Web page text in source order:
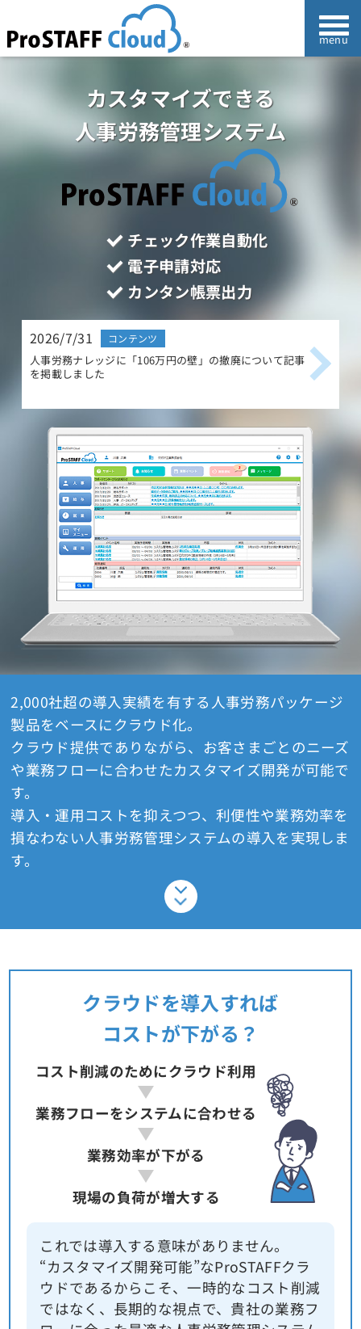
カスタマイズできる
人事労務管理システム
チェック作業自動化
電子申請対応
カンタン帳票出力
2026/7/31 コンテンツ
人事労務ナレッジに「106万円の壁」の撤廃について記事
を掲載しました
2,000社超の導入実績を有する人事労務パッケージ
製品をベースにクラウド化。
クラウド提供でありながら、お客さまごとのニーズ
や業務フローに合わせたカスタマイズ開発が可能で
す。
導入・運用コストを抑えつつ、利便性や業務効率を
損なわない人事労務管理システムの導入を実現しま
す。
クラウドを導入すれば
コストが下がる？
コスト削減のためにクラウド利用
業務フローをシステムに合わせる
業務効率が下がる
現場の負荷が増大する
これでは導入する意味がありません。
“カスタマイズ開発可能”なProSTAFFクラ
ウドであるからこそ、一時的なコスト削減
ではなく、長期的な視点で、貴社の業務フ